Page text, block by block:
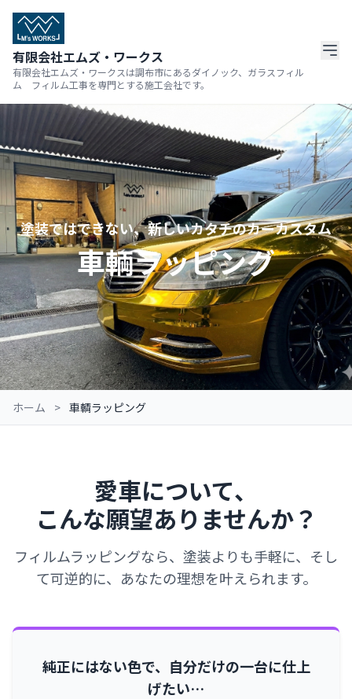
有限会社エムズ・ワークス
有限会社エムズ・ワークスは調布市にあるダイノック、ガラスフィル
ム フィルム工事を専門とする施工会社です。
塗装ではできない、新しいカタチのカーカスタム
車輌ラッピング
ホーム > 車輌ラッピング
愛車について、
こんな願望ありませんか？
フィルムラッピングなら、塗装よりも手軽に、そし
て可逆的に、あなたの理想を叶えられます。
純正にはない色で、自分だけの一台に仕上
げたい…